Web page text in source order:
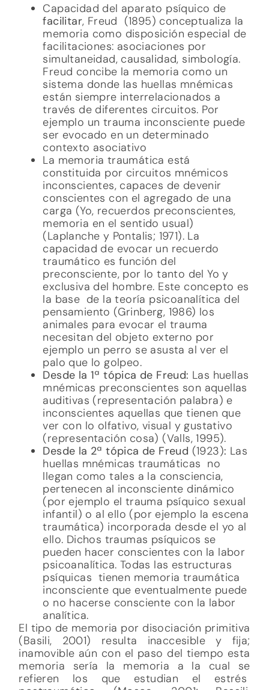
Capacidad del aparato psíquico de
facilitar, Freud (1895) conceptualiza la
memoria como disposición especial de
facilitaciones: asociaciones por
simultaneidad, causalidad, simbología.
Freud concibe la memoria como un
sistema donde las huellas mnémicas
están siempre interrelacionados a
través de diferentes circuitos. Por
ejemplo un trauma inconsciente puede
ser evocado en un determinado
contexto asociativo
La memoria traumática está
constituida por circuitos mnémicos
inconscientes, capaces de devenir
conscientes con el agregado de una
carga (Yo, recuerdos preconscientes,
memoria en el sentido usual)
(Laplanche y Pontalis; 1971). La
capacidad de evocar un recuerdo
traumático es función del
preconsciente, por lo tanto del Yo y
exclusiva del hombre. Este concepto es
la base de la teoría psicoanalítica del
pensamiento (Grinberg, 1986) los
animales para evocar el trauma
necesitan del objeto externo por
ejemplo un perro se asusta al ver el
palo que lo golpeo.
Desde la 1ª tópica de Freud: Las huellas
mnémicas preconscientes son aquellas
auditivas (representación palabra) e
inconscientes aquellas que tienen que
ver con lo olfativo, visual y gustativo
(representación cosa) (Valls, 1995).
Desde la 2ª tópica de Freud (1923): Las
huellas mnémicas traumáticas no
llegan como tales a la consciencia,
pertenecen al inconsciente dinámico
(por ejemplo el trauma psíquico sexual
infantil) o al ello (por ejemplo la escena
traumática) incorporada desde el yo al
ello. Dichos traumas psíquicos se
pueden hacer conscientes con la labor
psicoanalítica. Todas las estructuras
psíquicas tienen memoria traumática
inconsciente que eventualmente puede
o no hacerse consciente con la labor
analítica.
El tipo de memoria por disociación primitiva
(Basili, 2001) resulta inaccesible y fija;
inamovible aún con el paso del tiempo esta
memoria sería la memoria a la cual se
refieren los que estudian el estrés